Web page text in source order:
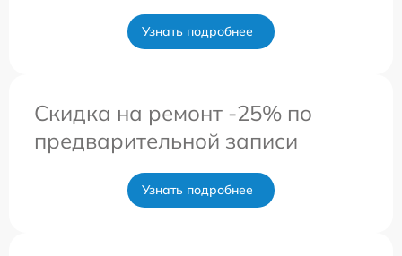
Узнать подробнее
Скидка на ремонт -25% по
предварительной записи
Узнать подробнее